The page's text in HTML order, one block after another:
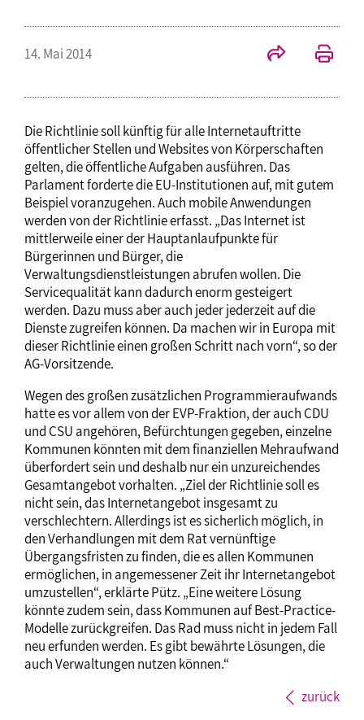
14. Mai 2014
Die Richtlinie soll künftig für alle Internetauftritte
öffentlicher Stellen und Websites von Körperschaften
gelten, die öffentliche Aufgaben ausführen. Das
Parlament forderte die EU-Institutionen auf, mit gutem
Beispiel voranzugehen. Auch mobile Anwendungen
werden von der Richtlinie erfasst. „Das Internet ist
mittlerweile einer der Hauptanlaufpunkte für
Bürgerinnen und Bürger, die
Verwaltungsdienstleistungen abrufen wollen. Die
Servicequalität kann dadurch enorm gesteigert
werden. Dazu muss aber auch jeder jederzeit auf die
Dienste zugreifen können. Da machen wir in Europa mit
dieser Richtlinie einen großen Schritt nach vorn“, so der
AG-Vorsitzende.
Wegen des großen zusätzlichen Programmieraufwands
hatte es vor allem von der EVP-Fraktion, der auch CDU
und CSU angehören, Befürchtungen gegeben, einzelne
Kommunen könnten mit dem finanziellen Mehraufwand
überfordert sein und deshalb nur ein unzureichendes
Gesamtangebot vorhalten. „Ziel der Richtlinie soll es
nicht sein, das Internetangebot insgesamt zu
verschlechtern. Allerdings ist es sicherlich möglich, in
den Verhandlungen mit dem Rat vernünftige
Übergangsfristen zu finden, die es allen Kommunen
ermöglichen, in angemessener Zeit ihr Internetangebot
umzustellen“, erklärte Pütz. „Eine weitere Lösung
könnte zudem sein, dass Kommunen auf Best-Practice-
Modelle zurückgreifen. Das Rad muss nicht in jedem Fall
neu erfunden werden. Es gibt bewährte Lösungen, die
auch Verwaltungen nutzen können.“
zurück